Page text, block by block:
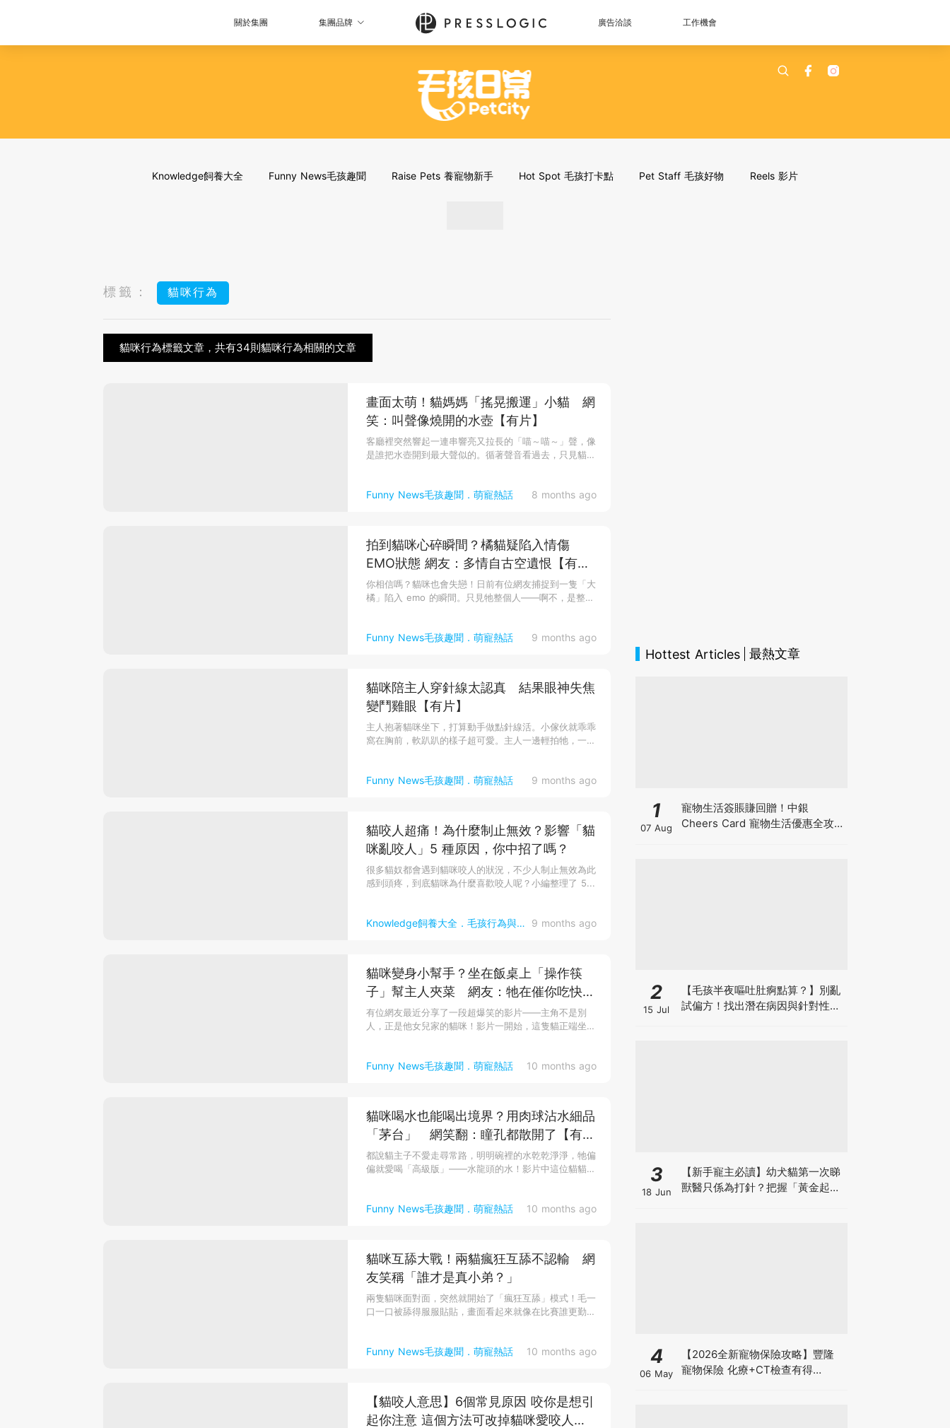
關於集團 集團品牌 廣告洽談 工作機會
Knowledge飼養大全 Funny News毛孩趣聞 Raise Pets 養寵物新手 Hot Spot 毛孩打卡點 Pet Staff 毛孩好物 Reels 影片
標籤： 貓咪行為
貓咪行為標籤文章，共有34則貓咪行為相關的文章
Funny News毛孩趣聞．萌寵熱話 8 months ago
畫面太萌！貓媽媽「搖晃搬運」小貓 網
笑：叫聲像燒開的水壺【有片】
客廳裡突然響起一連串響亮又拉長的「喵～喵～」聲，像
是誰把水壺開到最大聲似的。循著聲音看過去，只見貓媽
Funny News毛孩趣聞．萌寵熱話 9 months ago
拍到貓咪心碎瞬間？橘貓疑陷入情傷
EMO狀態 網友：多情自古空遺恨【有
片】
你相信嗎？貓咪也會失戀！日前有位網友捕捉到一隻「大
橘」陷入 emo 的瞬間。只見牠整個人——啊不，是整隻
Funny News毛孩趣聞．萌寵熱話 9 months ago
貓咪陪主人穿針線太認真 結果眼神失焦
變鬥雞眼【有片】
主人抱著貓咪坐下，打算動手做點針線活。小傢伙就乖乖
窩在胸前，軟趴趴的樣子超可愛。主人一邊輕拍牠，一邊
Knowledge飼養大全．毛孩行為與心理 9 months ago
貓咬人超痛！為什麼制止無效？影響「貓
咪亂咬人」5 種原因，你中招了嗎？
很多貓奴都會遇到貓咪咬人的狀況，不少人制止無效為此
感到頭疼，到底貓咪為什麼喜歡咬人呢？小編整理了 5...
Funny News毛孩趣聞．萌寵熱話 10 months ago
貓咪變身小幫手？坐在飯桌上「操作筷
子」幫主人夾菜 網友：牠在催你吃快
點！【有片】
有位網友最近分享了一段超爆笑的影片——主角不是別
人，正是他女兒家的貓咪！影片一開始，這隻貓正端坐在
Funny News毛孩趣聞．萌寵熱話 10 months ago
貓咪喝水也能喝出境界？用肉球沾水細品
「茅台」 網笑翻：瞳孔都散開了【有
片】
都說貓主子不愛走尋常路，明明碗裡的水乾乾淨淨，牠偏
偏就愛喝「高級版」——水龍頭的水！影片中這位貓貓又
Funny News毛孩趣聞．萌寵熱話 10 months ago
貓咪互舔大戰！兩貓瘋狂互舔不認輸 網
友笑稱「誰才是真小弟？」
兩隻貓咪面對面，突然就開始了「瘋狂互舔」模式！毛一
口一口被舔得服服貼貼，畫面看起來就像在比賽誰更勤
【貓咬人意思】6個常見原因 咬你是想引
起你注意 這個方法可改掉貓咪愛咬人習
Hottest Articles 最熱文章
1
07 Aug
寵物生活簽賬賺回贈！中銀
Cheers Card 寵物生活優惠全攻
2
15 Jul
【毛孩半夜嘔吐肚痾點算？】別亂
試偏方！找出潛在病因與針對性營
3
18 Jun
【新手寵主必讀】幼犬貓第一次睇
獸醫只係為打針？把握「黃金起跑
4
06 May
【2026全新寵物保險攻略】豐隆
寵物保險 化療+CT檢查有得